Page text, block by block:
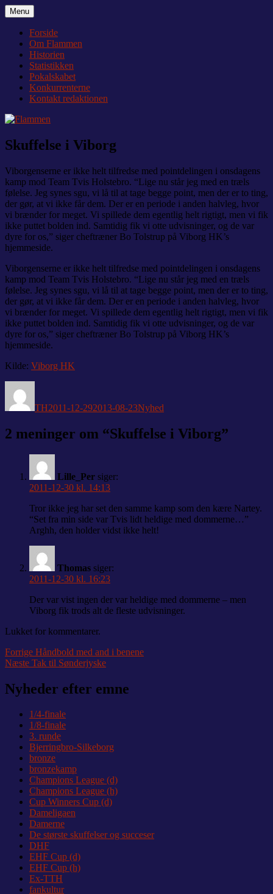
Videre
til
indhold
Flammen
Nyheder og debat om Team Tvis Holstebro
Menu
Forside
Om Flammen
Historien
Statistikken
Pokalskabet
Konkurrenterne
Kontakt redaktionen
Skuffelse i Viborg
Viborgenserne er ikke helt tilfredse med pointdelingen i onsdagens
kamp mod Team Tvis Holstebro. “Lige nu står jeg med en træls
følelse. Jeg synes sgu, vi lå til at tage begge point, men der er to ting,
der gør, at vi ikke får dem. Der er en periode i anden halvleg, hvor
vi brænder for meget. Vi spillede dem egentlig helt rigtigt, men vi fik
ikke puttet bolden ind. Samtidig fik vi otte udvisninger, og de var
dyre for os,” siger cheftræner Bo Tolstrup på Viborg HK’s
hjemmeside.
Viborgenserne er ikke helt tilfredse med pointdelingen i onsdagens
kamp mod Team Tvis Holstebro. “Lige nu står jeg med en træls
følelse. Jeg synes sgu, vi lå til at tage begge point, men der er to ting,
der gør, at vi ikke får dem. Der er en periode i anden halvleg, hvor
vi brænder for meget. Vi spillede dem egentlig helt rigtigt, men vi fik
ikke puttet bolden ind. Samtidig fik vi otte udvisninger, og de var
dyre for os,” siger cheftræner Bo Tolstrup på Viborg HK’s
hjemmeside.
Kilde: Viborg HK
TH2011-12-292013-08-23Nyhed
2 meninger om “Skuffelse i Viborg”
Lille_Per siger:
2011-12-30 kl. 14:13
Tror ikke jeg har set den samme kamp som den kære Nartey.
“Set fra min side var Tvis lidt heldige med dommerne…”
Arghh, den holder vidst ikke helt!
Thomas siger:
2011-12-30 kl. 16:23
Der var vist ingen der var heldige med dommerne – men
Viborg fik trods alt de fleste udvisninger.
Lukket for kommentarer.
Indlægsnavigation
Forrige Forrige
indlæg:
Håndbold med and i benene
Næste Næste
Tak til Sønderjyske
Nyheder efter emne
1/4-finale
1/8-finale
3. runde
Bjerringbro-Silkeborg
bronze
bronzekamp
Champions League (d)
Champions League (h)
Cup Winners Cup (d)
Dameligaen
Damerne
De største skuffelser og succeser
DHF
EHF Cup (d)
EHF Cup (h)
Ex-TTH
fankultur